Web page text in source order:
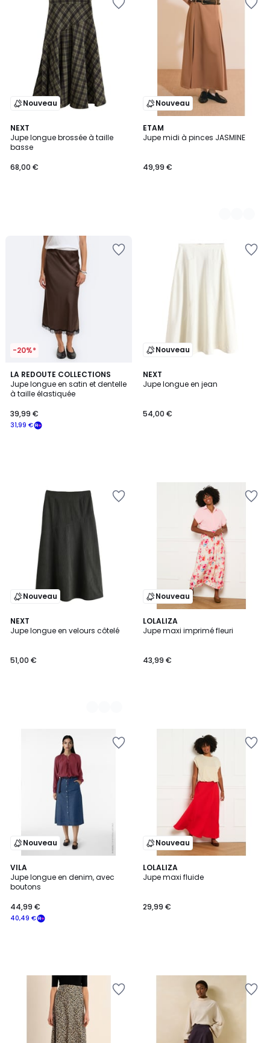
Nouveau
NEXT
Jupe longue brossée à taille
basse
68,00 €
Nouveau
ETAM
Jupe midi à pinces JASMINE
49,99 €
3
Couleurs
-20%*
LA REDOUTE COLLECTIONS
Jupe longue en satin et dentelle
à taille élastiquée
31,99 €
39,99 €
Nouveau
NEXT
Jupe longue en jean
54,00 €
Nouveau
NEXT
Jupe longue en velours côtelé
51,00 €
2
Couleurs
Nouveau
LOLALIZA
Jupe maxi imprimé fleuri
43,99 €
Nouveau
VILA
Jupe longue en denim, avec
boutons
40,49 €
44,99 €
Nouveau
LOLALIZA
Jupe maxi fluide
29,99 €